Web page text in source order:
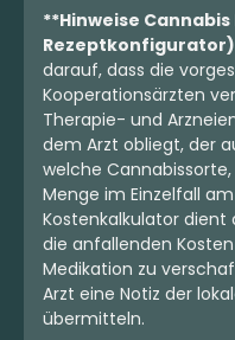
**Hinweise
darauf, dass die
Kooperationsärzten
Therapie- und
dem Arzt obliegt, der
welche
Menge im Einzelfall
Kostenkalkulator dient
die anfallenden
Medikation zu
Arzt eine Notiz der
übermitteln.